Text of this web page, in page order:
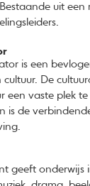
uit
is een
cultuur. De
een vaste plek
is de
geeft onderwijs